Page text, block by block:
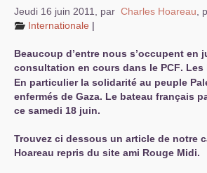
Jeudi 16 juin 2011 par Charles Hoareau
Internationale |
Beaucoup d’entre nous s’occupent en
consultation en cours dans le PCF.
En particulier la solidarité au peuple
enfermés de Gaza. Le bateau français
ce samedi 18 juin.
Trouvez ci dessous un article de notre
Hoareau repris du site ami Rouge Midi.